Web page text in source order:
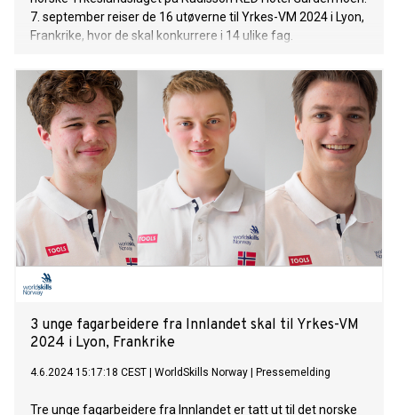
7. september reiser de 16 utøverne til Yrkes-VM 2024 i Lyon,
Frankrike, hvor de skal konkurrere i 14 ulike fag.
3 unge fagarbeidere fra Innlandet skal til Yrkes-VM
2024 i Lyon, Frankrike
4.6.2024 15:17:18 CEST WorldSkills Norway Pressemelding
Tre unge fagarbeidere fra Innlandet er tatt ut til det norske